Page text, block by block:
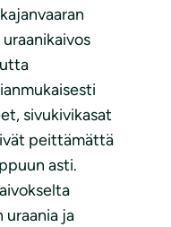
sivukivikasat
peittämättä
asti.
ja